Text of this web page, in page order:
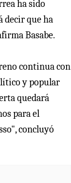
ha sido
decir que ha
Basabe.
continua con
y popular
quedará
para el
concluyó